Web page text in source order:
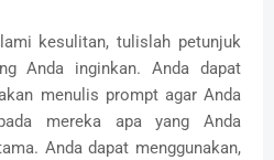
kesulitan, tulislah petunjuk
Anda inginkan.Anda dapat
menulis prompt agar Anda
mereka apa yang Anda
Anda dapat menggunakan,